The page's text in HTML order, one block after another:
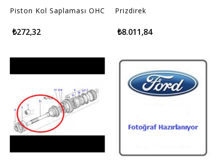
Piston Kol Saplaması OHC
₺272,32
Prizdirek
₺8.011,84